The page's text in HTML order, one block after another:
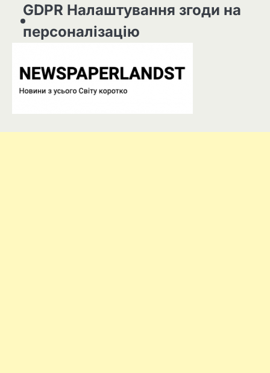
GDPR Налаштування згоди на
персоналізацію